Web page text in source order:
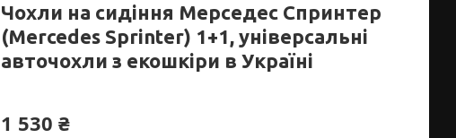
Чохли на сидіння Мерседес Спринтер
(Mercedes Sprinter) 1+1, універсальні
авточохли з екошкіри в Україні
1 530 ₴